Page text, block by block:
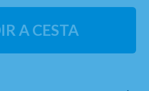
A CESTA